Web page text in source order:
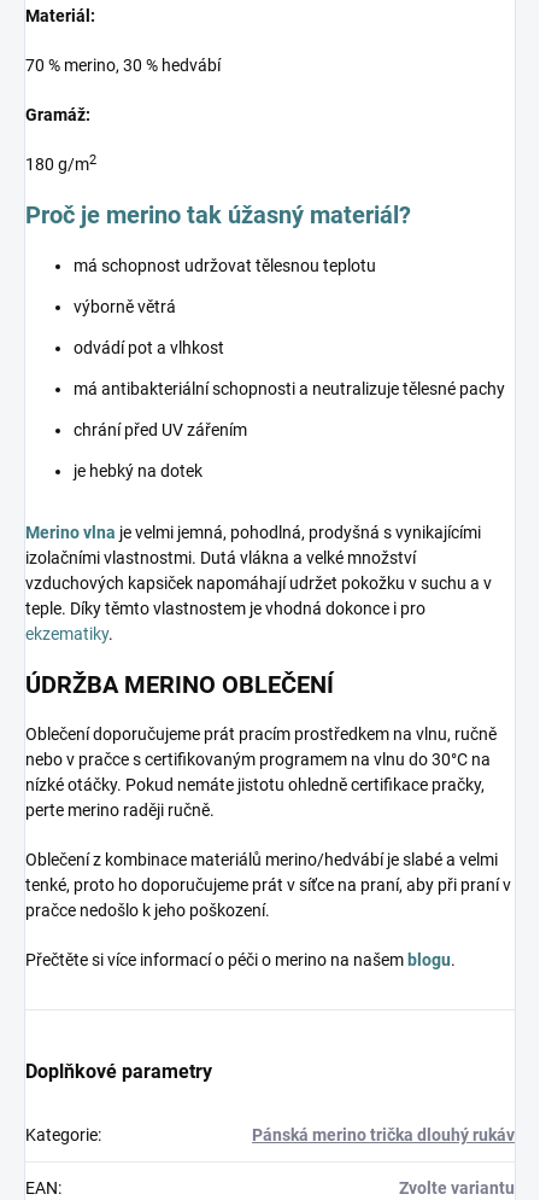
Materiál:
70 % merino, 30 % hedvábí
Gramáž:
180 g/m2
Proč je merino tak úžasný materiál?
má schopnost udržovat tělesnou teplotu
výborně větrá
odvádí pot a vlhkost
má antibakteriální schopnosti a neutralizuje tělesné pachy
chrání před UV zářením
je hebký na dotek
Merino vlna je velmi jemná, pohodlná, prodyšná s vynikajícími
izolačními vlastnostmi. Dutá vlákna a velké množství
vzduchových kapsiček napomáhají udržet pokožku v suchu a v
teple. Díky těmto vlastnostem je vhodná dokonce i pro
ekzematiky.
ÚDRŽBA MERINO OBLEČENÍ
Oblečení doporučujeme prát pracím prostředkem na vlnu, ručně
nebo v pračce s certifikovaným programem na vlnu do 30°C na
nízké otáčky. Pokud nemáte jistotu ohledně certifikace pračky,
perte merino raději ručně.
Oblečení z kombinace materiálů merino/hedvábí je slabé a velmi
tenké, proto ho doporučujeme prát v síťce na praní, aby při praní v
pračce nedošlo k jeho poškození.
Přečtěte si více informací o péči o merino na našem blogu.
Doplňkové parametry
Kategorie: Pánská merino trička dlouhý rukáv
EAN: Zvolte variantu